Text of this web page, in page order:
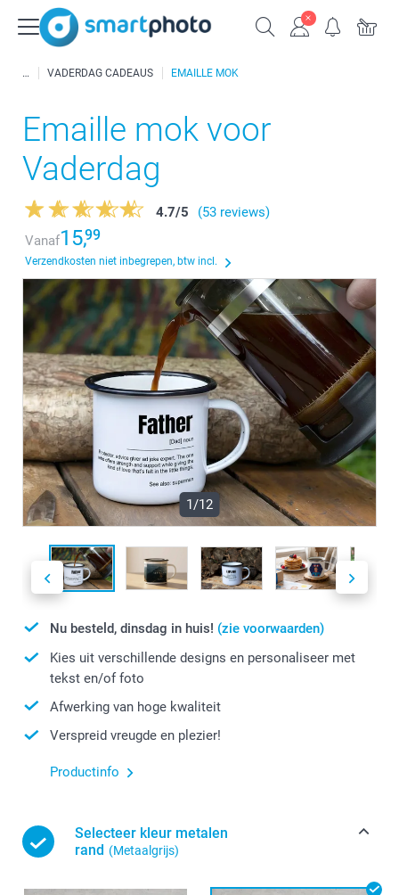
VADERDAG CADEAUS EMAILLE MOK
Emaille mok voor
Vaderdag
4.7/5
(53 reviews)
Vanaf15,99
Verzendkosten niet inbegrepen, btw incl.
1/12
Nu besteld, dinsdag in huis! (zie voorwaarden)
Kies uit verschillende designs en personaliseer met
tekst en/of foto
Afwerking van hoge kwaliteit
Verspreid vreugde en plezier!
Productinfo
Selecteer kleur metalen
rand (Metaalgrijs)